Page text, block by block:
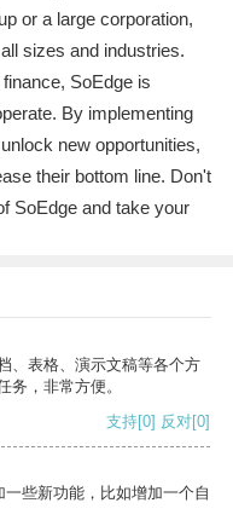
or a large corporation,
sizes and industries.
SoEdge is
By implementing
new opportunities,
their bottom line. Don't
SoEdge and take your
、表格、演示文稿等各个方
务，非常方便。
支持[0] 反对[0]
些新功能，比如增加一个自